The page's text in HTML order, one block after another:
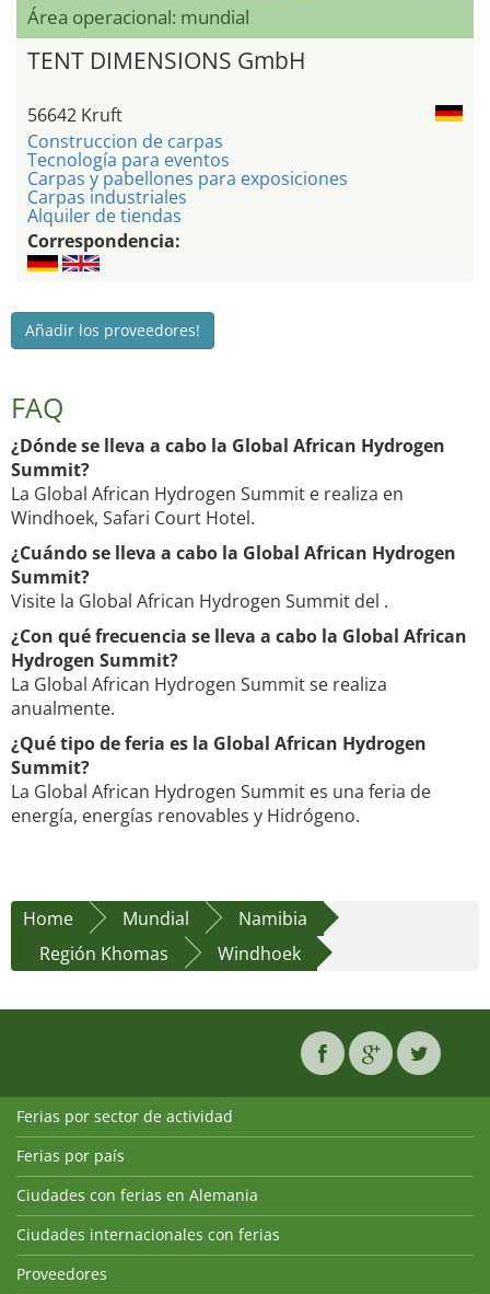
Área operacional: mundial
TENT DIMENSIONS GmbH
56642 Kruft
Construccion de carpas
Tecnología para eventos
Carpas y pabellones para exposiciones
Carpas industriales
Alquiler de tiendas
Correspondencia:
Añadir los proveedores!
FAQ
¿Dónde se lleva a cabo la Global African Hydrogen
Summit?
La Global African Hydrogen Summit e realiza en
Windhoek, Safari Court Hotel.
¿Cuándo se lleva a cabo la Global African Hydrogen
Summit?
Visite la Global African Hydrogen Summit del .
¿Con qué frecuencia se lleva a cabo la Global African
Hydrogen Summit?
La Global African Hydrogen Summit se realiza
anualmente.
¿Qué tipo de feria es la Global African Hydrogen
Summit?
La Global African Hydrogen Summit es una feria de
energía, energías renovables y Hidrógeno.
Home Mundial
Namibia
Región Khomas
Windhoek
Ferias por sector de actividad
Ferias por país
Ciudades con ferias en Alemania
Ciudades internacionales con ferias
Proveedores